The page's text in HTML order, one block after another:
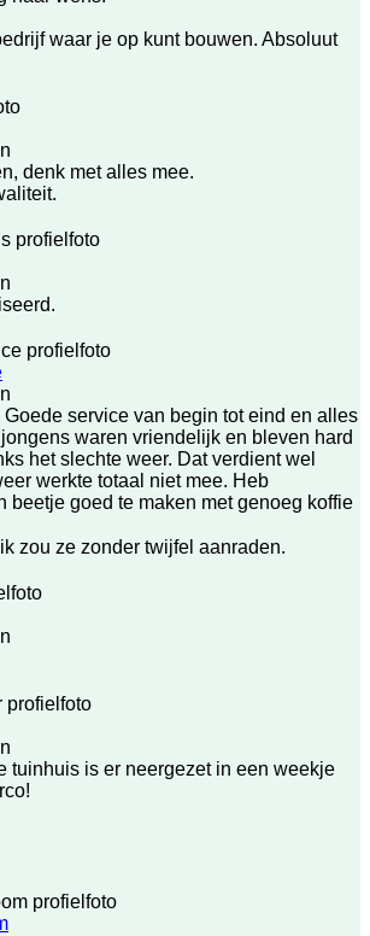
waar je op kunt bouwen. Absoluut
denk met alles mee.
service van begin tot eind en alles
waren vriendelijk en bleven hard
het slechte weer. Dat verdient wel
werkte totaal niet mee. Heb
beetje goed te maken met genoeg koffie
zou ze zonder twijfel aanraden.
tuinhuis is er neergezet in een weekje